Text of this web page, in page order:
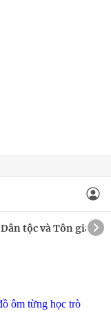
Dân tộc và Tôn giáo